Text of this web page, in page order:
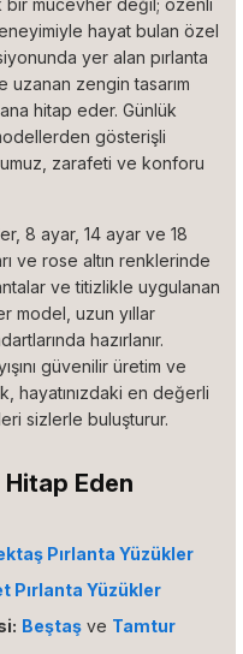
hayat bulan özel
yer alan pırlanta
zengin tasarım
hitap eder. Günlük
gösterişli
zarafeti ve konforu
8 ayar, 14 ayar ve 18
ve rose altın renklerinde
ve titizlikle uygulanan
model, uzun yıllar
hazırlanır.
güvenilir üretim ve
hayatınızdaki en değerli
sizlerle buluşturur.
Eden
Pırlanta Yüzükler
Pırlanta Yüzükler
Beştaş ve Tamtur